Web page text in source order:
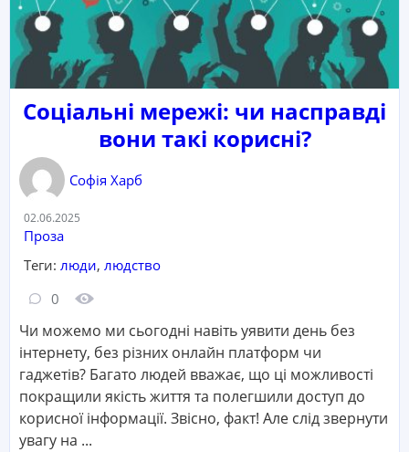
Соціальні мережі: чи насправді
вони такі корисні?
Софія Харб
Дата:
02.06.2025
Категорія:
Проза
Теги: люди, людство
Кількість коментарів:
0 Кількість переглядів:
Чи можемо ми сьогодні навіть уявити день без
інтернету, без різних онлайн платформ чи
гаджетів? Багато людей вважає, що ці можливості
покращили якість життя та полегшили доступ до
корисної інформації. Звісно, факт! Але слід звернути
увагу на ...